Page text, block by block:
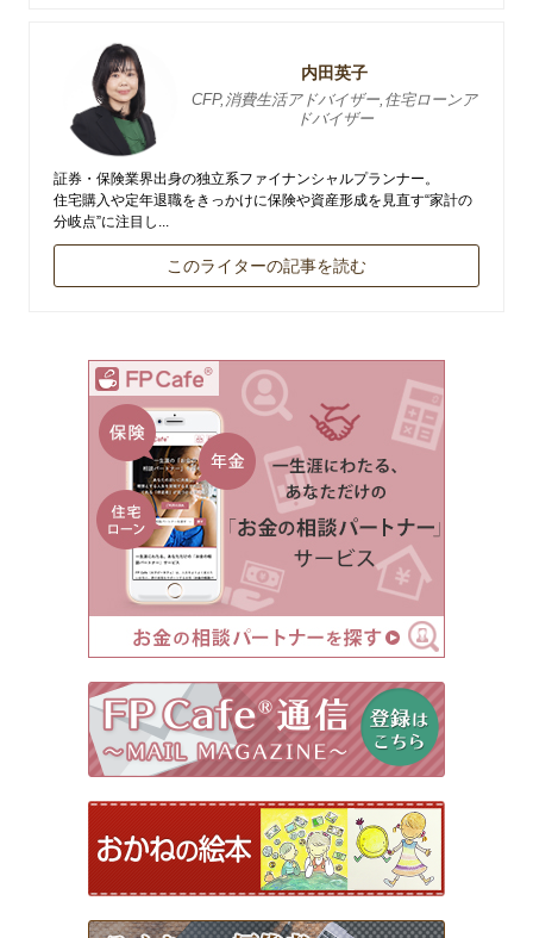
内田英子
CFP,消費生活アドバイザー,住宅ローンア
ドバイザー
証券・保険業界出身の独立系ファイナンシャルプランナー。
住宅購入や定年退職をきっかけに保険や資産形成を見直す“家計の
分岐点”に注目し...
このライターの記事を読む